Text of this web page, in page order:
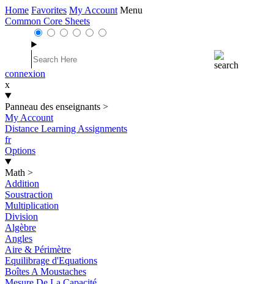
Home Favorites My Account Menu
Common Core Sheets
connexion
x
Panneau des enseignants >
My Account
Distance Learning Assignments
fr
Options
Math >
Addition
Soustraction
Multiplication
Division
Algèbre
Angles
Aire & Périmètre
Equilibrage d'Equations
Boîtes A Moustaches